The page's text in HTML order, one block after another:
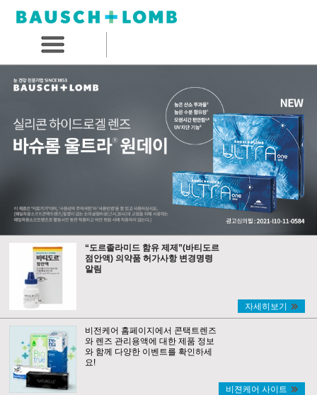
“도르졸라미드 함유 제제”(바티도르
점안액) 의약품 허가사항 변경명령
알림
자세히보기
비전케어 홈페이지에서 콘택트렌즈
와 렌즈 관리용액에 대한 제품 정보
와 함께 다양한 이벤트를 확인하세
요!
비젼케어 사이트